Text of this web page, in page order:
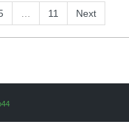
11 Next